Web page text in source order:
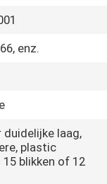
enz.
laag,
plastic
blikken of 12